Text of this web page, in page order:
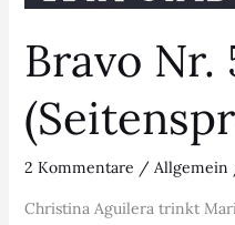
Bravo
2 Kommentare / Allgemein
Christina Aguilera trinkt